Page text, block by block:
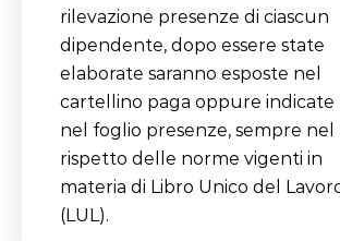
rilevazione presenze di ciascun
dipendente, dopo essere state
elaborate saranno esposte nel
cartellino paga oppure indicate
nel foglio presenze, sempre nel
rispetto delle norme vigenti in
materia di Libro Unico del
(LUL).